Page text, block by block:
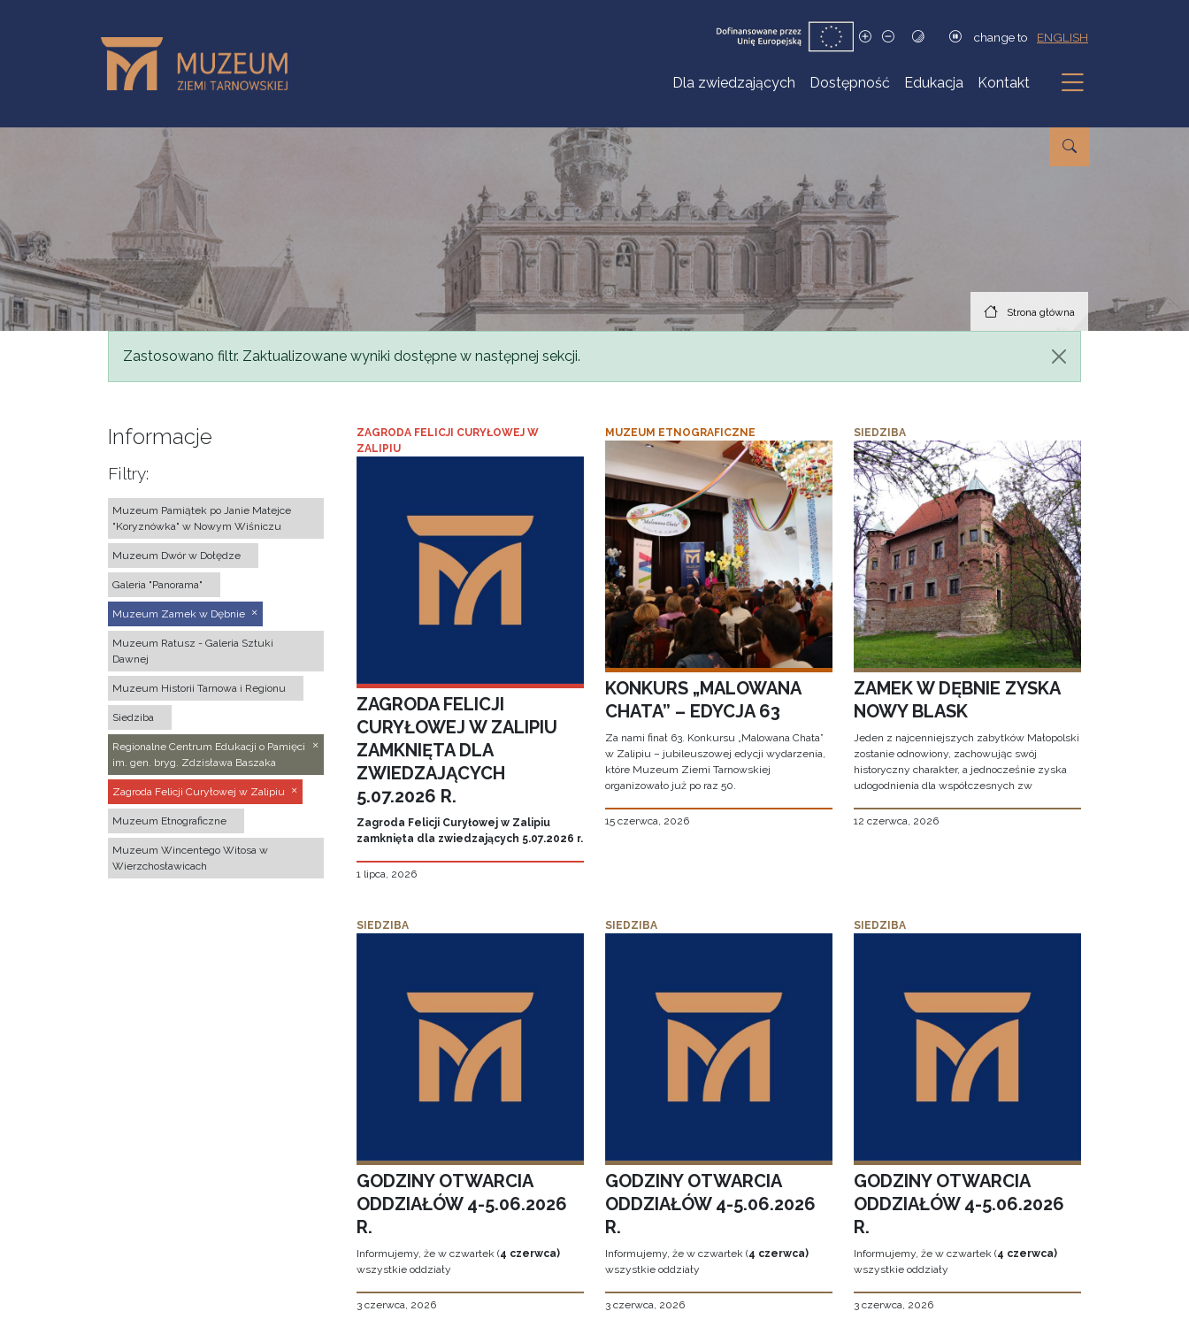
change to ENGLISH
Dla zwiedzających Dostępność Edukacja Kontakt
Podmenu
Strona główna
Komunikat
Zastosowano filtr. Zaktualizowane wyniki dostępne w następnej sekcji.
Informacje
Filtry:
Muzeum Pamiątek po Janie Matejce
"Koryznówka" w Nowym Wiśniczu
Muzeum Dwór w Dołędze
Galeria "Panorama"
Muzeum Zamek w Dębnie
Muzeum Ratusz - Galeria Sztuki
Dawnej
Muzeum Historii Tarnowa i Regionu
Siedziba
Regionalne Centrum Edukacji o Pamięci
im. gen. bryg. Zdzisława Baszaka
Zagroda Felicji Curyłowej w Zalipiu
Muzeum Etnograficzne
Muzeum Wincentego Witosa w
Wierzchosławicach
ZAGRODA FELICJI CURYŁOWEJ W
ZALIPIU
ZAGRODA FELICJI
CURYŁOWEJ W ZALIPIU
ZAMKNIĘTA DLA
ZWIEDZAJĄCYCH
5.07.2026 R.
Zagroda Felicji Curyłowej w Zalipiu
zamknięta dla zwiedzających 5.07.2026 r.
1 lipca, 2026
MUZEUM ETNOGRAFICZNE
KONKURS „MALOWANA
CHATA” – EDYCJA 63
Za nami finał 63. Konkursu „Malowana Chata”
w Zalipiu – jubileuszowej edycji wydarzenia,
które Muzeum Ziemi Tarnowskiej
organizowało już po raz 50.
15 czerwca, 2026
SIEDZIBA
ZAMEK W DĘBNIE ZYSKA
NOWY BLASK
Jeden z najcenniejszych zabytków Małopolski
zostanie odnowiony, zachowując swój
historyczny charakter, a jednocześnie zyska
udogodnienia dla współczesnych zw
12 czerwca, 2026
SIEDZIBA
GODZINY OTWARCIA
ODDZIAŁÓW 4-5.06.2026
R.
Informujemy, że w czwartek (4 czerwca)
wszystkie oddziały
3 czerwca, 2026
SIEDZIBA
GODZINY OTWARCIA
ODDZIAŁÓW 4-5.06.2026
R.
Informujemy, że w czwartek (4 czerwca)
wszystkie oddziały
3 czerwca, 2026
SIEDZIBA
GODZINY OTWARCIA
ODDZIAŁÓW 4-5.06.2026
R.
Informujemy, że w czwartek (4 czerwca)
wszystkie oddziały
3 czerwca, 2026